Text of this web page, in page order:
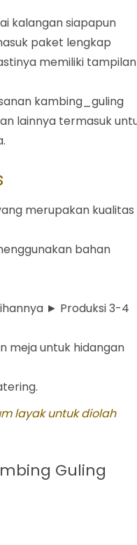
kalangan siapapun
paket lengkap
memiliki tampilan
kambing_guling
lainnya termasuk
merupakan kualitas
bahan
► Produksi 3-4
meja untuk hidangan
layak untuk diolah
Guling